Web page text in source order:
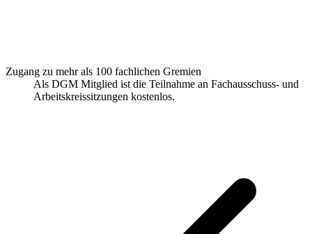
Zugang zu mehr als 100 fachlichen Gremien
Als DGM Mitglied ist die Teilnahme an Fachausschuss- und
Arbeitskreissitzungen kostenlos.